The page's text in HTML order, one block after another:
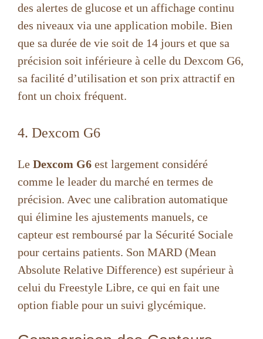
des alertes de glucose et un affichage continu
des niveaux via une application mobile. Bien
que sa durée de vie soit de 14 jours et que sa
précision soit inférieure à celle du Dexcom G6,
sa facilité d’utilisation et son prix attractif en
font un choix fréquent.
4. Dexcom G6
Le Dexcom G6 est largement considéré
comme le leader du marché en termes de
précision. Avec une calibration automatique
qui élimine les ajustements manuels, ce
capteur est remboursé par la Sécurité Sociale
pour certains patients. Son MARD (Mean
Absolute Relative Difference) est supérieur à
celui du Freestyle Libre, ce qui en fait une
option fiable pour un suivi glycémique.